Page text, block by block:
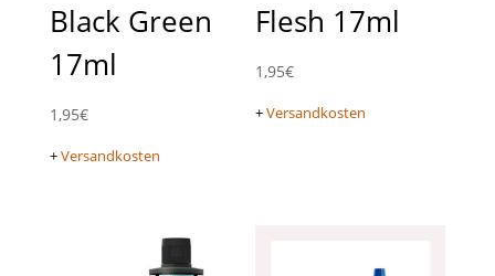
Black Green
17ml
1,95€
+Versandkosten
Flesh 17ml
1,95€
+Versandkosten